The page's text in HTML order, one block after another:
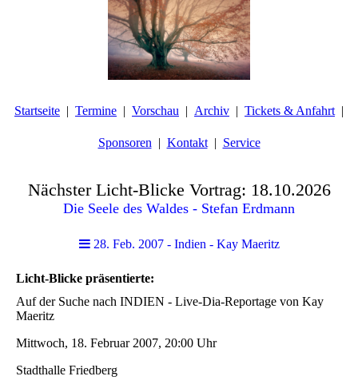
Startseite Termine Vorschau Archiv Tickets & Anfahrt
Sponsoren Kontakt Service
Nächster Licht-Blicke Vortrag: 18.10.2026
Die Seele des Waldes - Stefan Erdmann
28. Feb. 2007 - Indien - Kay Maeritz
Licht-Blicke präsentierte:
Auf der Suche nach INDIEN - Live-Dia-Reportage von Kay
Maeritz
Mittwoch, 18. Februar 2007, 20:00 Uhr
Stadthalle Friedberg